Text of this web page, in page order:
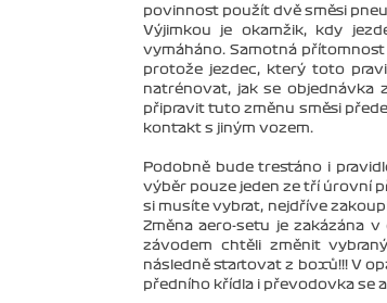
povinnost použít dvě směsi
Výjimkou je okamžik, kdy
vymáháno. Samotná
protože jezdec, který toto
natrénovat, jak se objednávka
připravit tuto změnu směsi
kontakt s jiným vozem.
Podobně bude trestáno i
výběr pouze jeden ze tří úrovní
si musíte vybrat, nejdříve
Změna aero-setu je zakázána
závodem chtěli změnit
následně startovat z boxů!!! V
předního křídla i převodovka se